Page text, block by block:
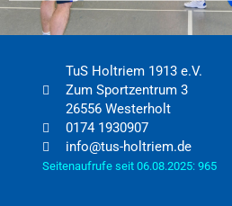
TuS Holtriem 1913 e.V.
Zum Sportzentrum 3
26556 Westerholt
0174 1930907
info@tus-holtriem.de
Seitenaufrufe seit 06.08.2025: 965